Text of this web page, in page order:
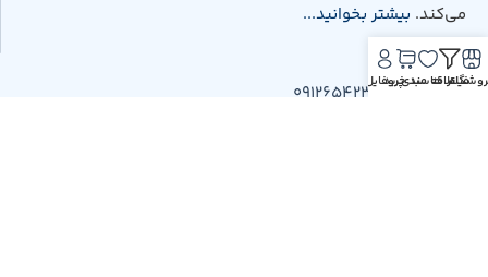
می‌کند. بیشتر بخوانید...
تلفن : 09126542337 فیلتر ها
علاقه مندی
سبد خرید
پروفایل